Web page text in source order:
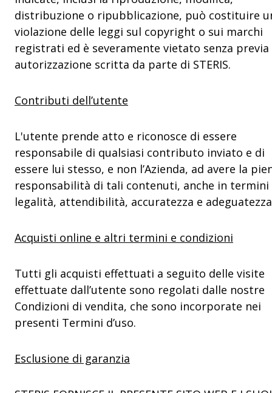
distribuzione o ripubblicazione, può costituire
violazione delle leggi sul copyright o sui marchi
registrati ed è severamente vietato senza previa
autorizzazione scritta da parte di STERIS.
Contributi dell’utente
L'utente prende atto e riconosce di essere
responsabile di qualsiasi contributo inviato e di
essere lui stesso, e non l’Azienda, ad avere la
responsabilità di tali contenuti, anche in termini
legalità, attendibilità, accuratezza e
Acquisti online e altri termini e condizioni
Tutti gli acquisti effettuati a seguito delle visite
effettuate dall’utente sono regolati dalle nostre
Condizioni di vendita, che sono incorporate nei
presenti Termini d’uso.
Esclusione di garanzia